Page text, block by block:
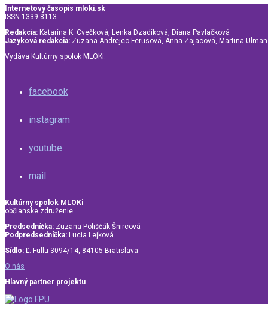
Internetový časopis mloki.sk
ISSN 1339-8113
Redakcia: Katarína K. Cvečková, Lenka Dzadíková, Diana Pavlačková
Jazyková redakcia: Zuzana Andrejco Ferusová, Anna Zajacová, Martina
Vydáva Kultúrny spolok MLOKi.
facebook
instagram
youtube
mail
Kultúrny spolok MLOKi
občianske združenie
Predsedníčka: Zuzana Poliščák Šnircová
Podpredsedníčka: Lucia Lejková
Sídlo: Ľ. Fullu 3094/14, 84105 Bratislava
O nás
Hlavný partner projektu